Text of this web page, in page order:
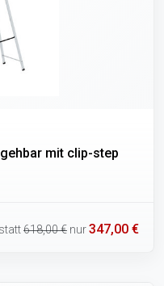
mit clip-step
statt618,00 € nur347,00 €